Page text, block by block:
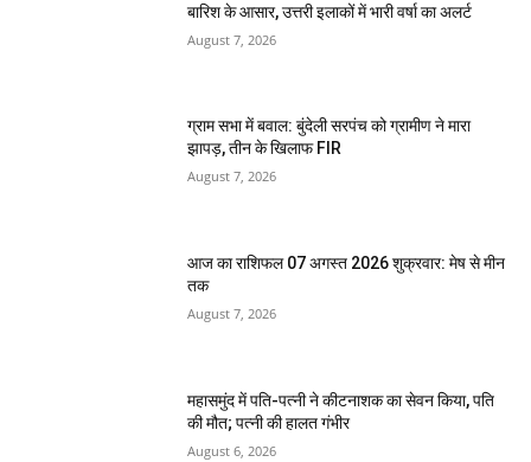
बारिश के आसार, उत्तरी इलाकों में भारी वर्षा का अलर्ट
August 7, 2026
ग्राम सभा में बवाल: बुंदेली सरपंच को ग्रामीण ने मारा
झापड़, तीन के खिलाफ FIR
August 7, 2026
आज का राशिफल 07 अगस्त 2026 शुक्रवार: मेष से मीन
तक
August 7, 2026
महासमुंद में पति-पत्नी ने कीटनाशक का सेवन किया, पति
की मौत; पत्नी की हालत गंभीर
August 6, 2026